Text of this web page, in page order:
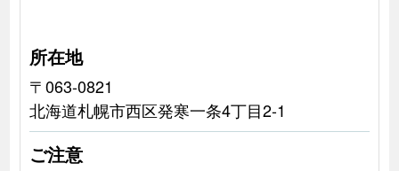
所在地
〒063-0821
北海道札幌市西区発寒一条4丁目2-1
ご注意